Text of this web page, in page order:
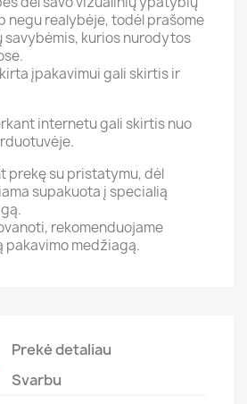
realybėje, todėl prašome
savybėmis, kurios nurodytos
įpakavimui gali skirtis ir
internetu gali skirtis nuo
prekę su pristatymu, dėl
supakuota į specialią
rekomenduojame
pakavimo medžiagą.
Prekė detaliau
Svarbu